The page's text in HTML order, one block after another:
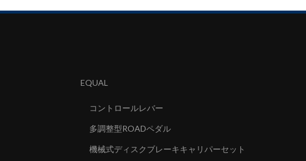
EQUAL
コントロールレバー
多調整型ROADペダル
機械式ディスクブレーキキャリパーセット